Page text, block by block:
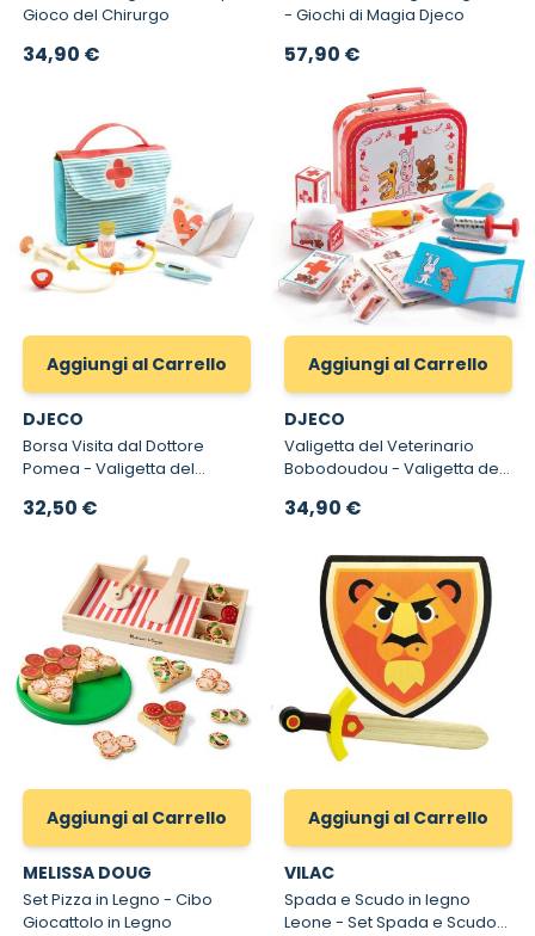
Gioco del Chirurgo
34,90 €
- Giochi di Magia Djeco
57,90 €
Aggiungi al Carrello
DJECO
Borsa Visita dal Dottore
Pomea - Valigetta del
32,50 €
Aggiungi al Carrello
DJECO
Valigetta del Veterinario
Bobodoudou - Valigetta del
34,90 €
Aggiungi al Carrello
MELISSA DOUG
Set Pizza in Legno - Cibo
Giocattolo in Legno
Aggiungi al Carrello
VILAC
Spada e Scudo in legno
Leone - Set Spada e Scudo